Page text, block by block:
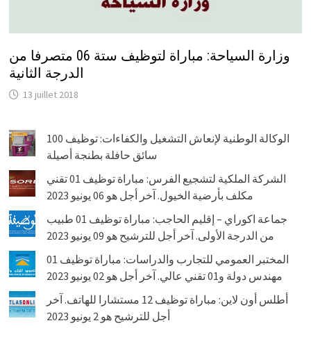
وزارة السياحة: مباراة لتوظيف ستة 06 متصرفا من
الدرجة الثانية
13 juillet 2018
الوكالة الوطنية لإنعاش التشغيل والكفاءات: توظيف 100
سائق حافلة بطنجة أصيلة
الشركة الملكية لتشجيع الفرس: مباراة توظيف 01 تقني
مكلف بأرضية الخيول. آخر أجل هو 06 يونيو 2023
جماعة اكوراي – إقليم الحاجب: مباراة توظيف 01 طبيب
من الدرجة الأولى. آخر أجل للترشيح هو 09 يونيو 2023
المختبر العمومي للتجارب والدراسات: مباراة توظيف 01
مهندس دولة و01 تقني عالي. آخر أجل هو 02 يونيو 2023
أطلس أون لاين: مباراة توظيف 12 مستشارا للهاتف. آخر
أجل للترشيح هو 2 يونيو 2023